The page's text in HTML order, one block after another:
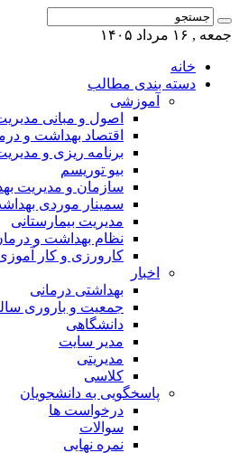
جمعه , ۱۶ مرداد ۱۴۰۵
خانه
دسته بندی مطالب
آموزشی
اصول و مبانی
اقتصاد بهداشت و
برنامه ریزی و
بیو توریسم
سازمان و مدیریت
سمینار موردی
مدیریت بیمارستانی
نظام بهداشت و
کارورزی و کار
اخبار
بهداشتی درمانی
جمعیت و باروری
دانشگاهی
مدیر سایت
مدیریتی
کلاسی
پاسخگویی به دانشجویان
درخواست ها
سوالات
نمره نهایی